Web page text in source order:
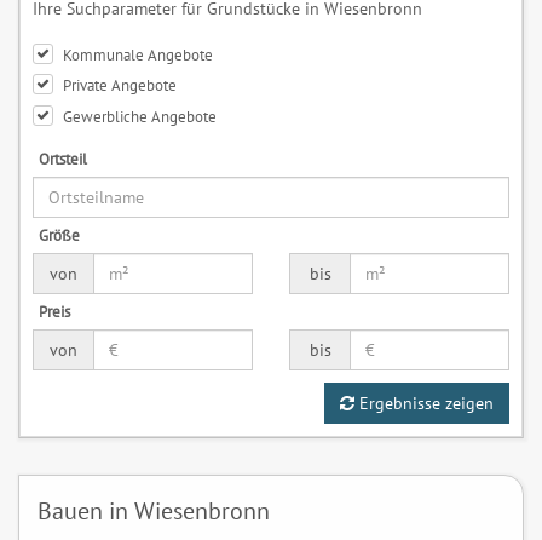
Ihre Suchparameter für Grundstücke in Wiesenbronn
Kommunale Angebote
Private Angebote
Gewerbliche Angebote
Ortsteil
Größe
von
bis
Preis
von
bis
Ergebnisse zeigen
Bauen in Wiesenbronn